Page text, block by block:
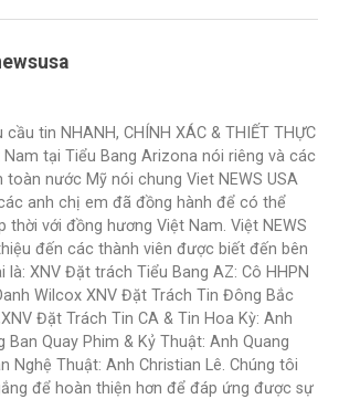
tin NHANH, CHÍNH XÁC & THIẾT THỰC
tại Tiểu Bang Arizona nói riêng và các
nước Mỹ nói chung Viet NEWS USA
anh chị em đã đồng hành để có thể
với đồng hương Việt Nam. Việt NEWS
đến các thành viên được biết đến bên
là: XNV Đặt trách Tiểu Bang AZ: Cô HHPN
Wilcox XNV Đặt Trách Tin Đông Bắc
Đặt Trách Tin CA & Tin Hoa Kỳ: Anh
Ban Quay Phim & Kỷ Thuật: Anh Quang
Nghệ Thuật: Anh Christian Lê. Chúng tôi
để hoàn thiện hơn để đáp ứng được sự